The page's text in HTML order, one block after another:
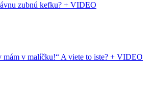
zubnú kefku? + VIDEO
mám v malíčku!“ A viete to iste? + VIDEO